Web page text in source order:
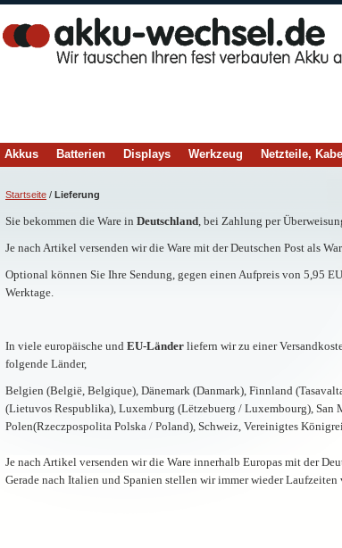
Akkus Batterien Displays Werkzeug Netzteile,
Startseite / Lieferung
Sie bekommen die Ware in Deutschland, bei Zahlung per
Je nach Artikel versenden wir die Ware mit der Deutschen Post als
Optional können Sie Ihre Sendung, gegen einen Aufpreis von 5,95
Werktage.
In viele europäische und EU-Länder liefern wir zu einer
folgende Länder,
Belgien (België, Belgique), Dänemark (Danmark), Finnland
(Lietuvos Respublika), Luxemburg (Lëtzebuerg / Luxembourg), San
Polen(Rzeczpospolita Polska / Poland), Schweiz, Vereinigtes
Je nach Artikel versenden wir die Ware innerhalb Europas mit der
Gerade nach Italien und Spanien stellen wir immer wieder Laufzeiten